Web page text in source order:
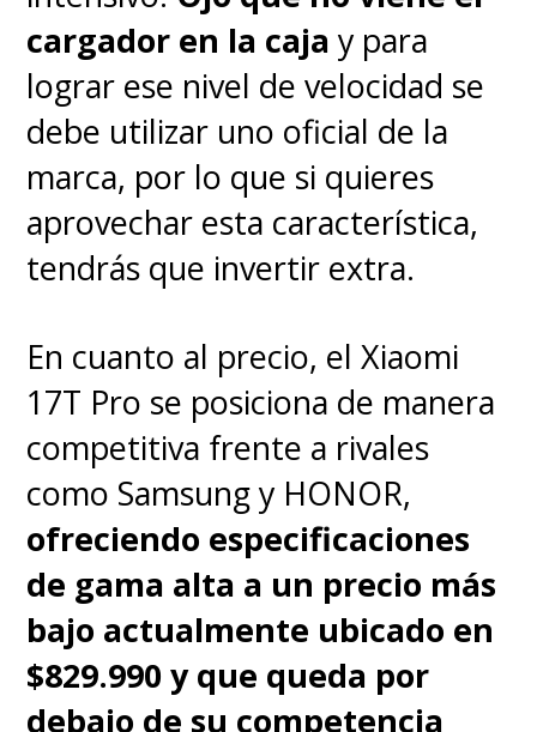
Buen rendimiento general y
autonomía sólida.
IA integrada que realmente
aporta.
Cargador rápido incluido en
la caja.
Lo malo
Sin carga inalámbrica.
El ultra gran angular podría
cargador en la caja y para
lograr ese nivel de velocidad se
debe utilizar uno oficial de la
marca, por lo que si quieres
aprovechar esta característica,
tendrás que invertir extra.
En cuanto al precio, el Xiaomi
17T Pro se posiciona de manera
competitiva frente a rivales
como Samsung y HONOR,
ofreciendo especificaciones
de gama alta a un precio más
bajo actualmente ubicado en
$829.990 y que queda por
debajo de su competencia